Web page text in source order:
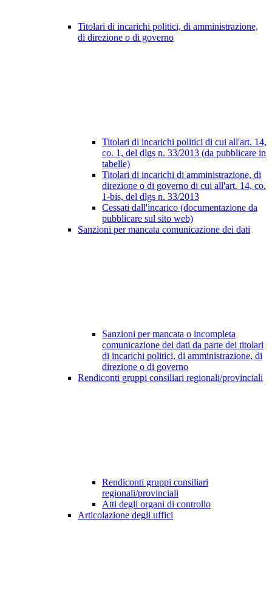
Titolari di incarichi politici, di amministrazione,
di direzione o di governo
Titolari di incarichi politici di cui all'art. 14,
co. 1, del dlgs n. 33/2013 (da pubblicare in
tabelle)
Titolari di incarichi di amministrazione, di
direzione o di governo di cui all'art. 14, co.
1-bis, del dlgs n. 33/2013
Cessati dall'incarico (documentazione da
pubblicare sul sito web)
Sanzioni per mancata comunicazione dei dati
Sanzioni per mancata o incompleta
comunicazione dei dati da parte dei titolari
di incarichi politici, di amministrazione, di
direzione o di governo
Rendiconti gruppi consiliari regionali/provinciali
Rendiconti gruppi consiliari
regionali/provinciali
Atti degli organi di controllo
Articolazione degli uffici